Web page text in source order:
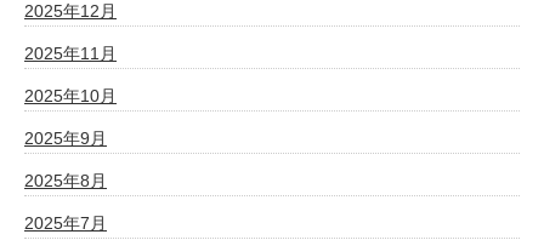
2025年12月
2025年11月
2025年10月
2025年9月
2025年8月
2025年7月